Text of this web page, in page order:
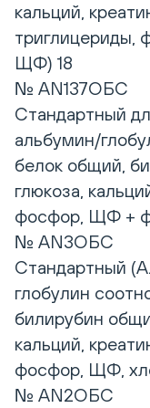
кальций,
триглицериды,
ЩФ) 18
№ AN137ОБС
Стандартный
альбумин/
белок общий,
глюкоза,
фосфор, ЩФ +
№ AN3ОБС
Стандартный
глобулин
билирубин
кальций,
фосфор, ЩФ,
№ AN2ОБС